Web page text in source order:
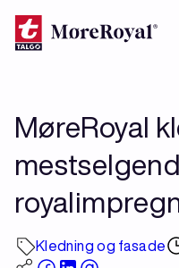
Hopp
MøreRoyal
Kledning og fasade